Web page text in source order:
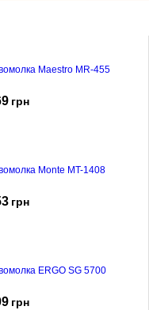
Maestro MR-455
грн
Monte MT-1408
грн
ERGO SG 5700
грн